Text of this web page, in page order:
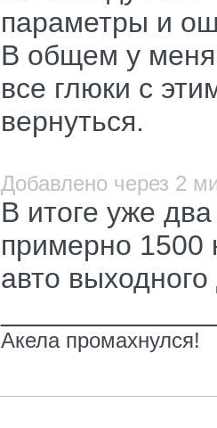
параметры и
В общем у
все глюки с
вернуться.
Добавлено через 2
В итоге уже
примерно 1500
авто
Акела промахнулся!